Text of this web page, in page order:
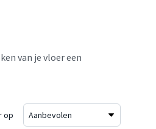
van je vloer een
op